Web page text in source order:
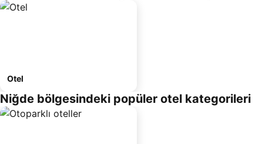
Otel
Niğde bölgesindeki popüler otel kategorileri